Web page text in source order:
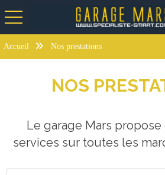
toggle navigation
Accueil Nos prestations
NOS
Le garage Mars
services sur toutes les